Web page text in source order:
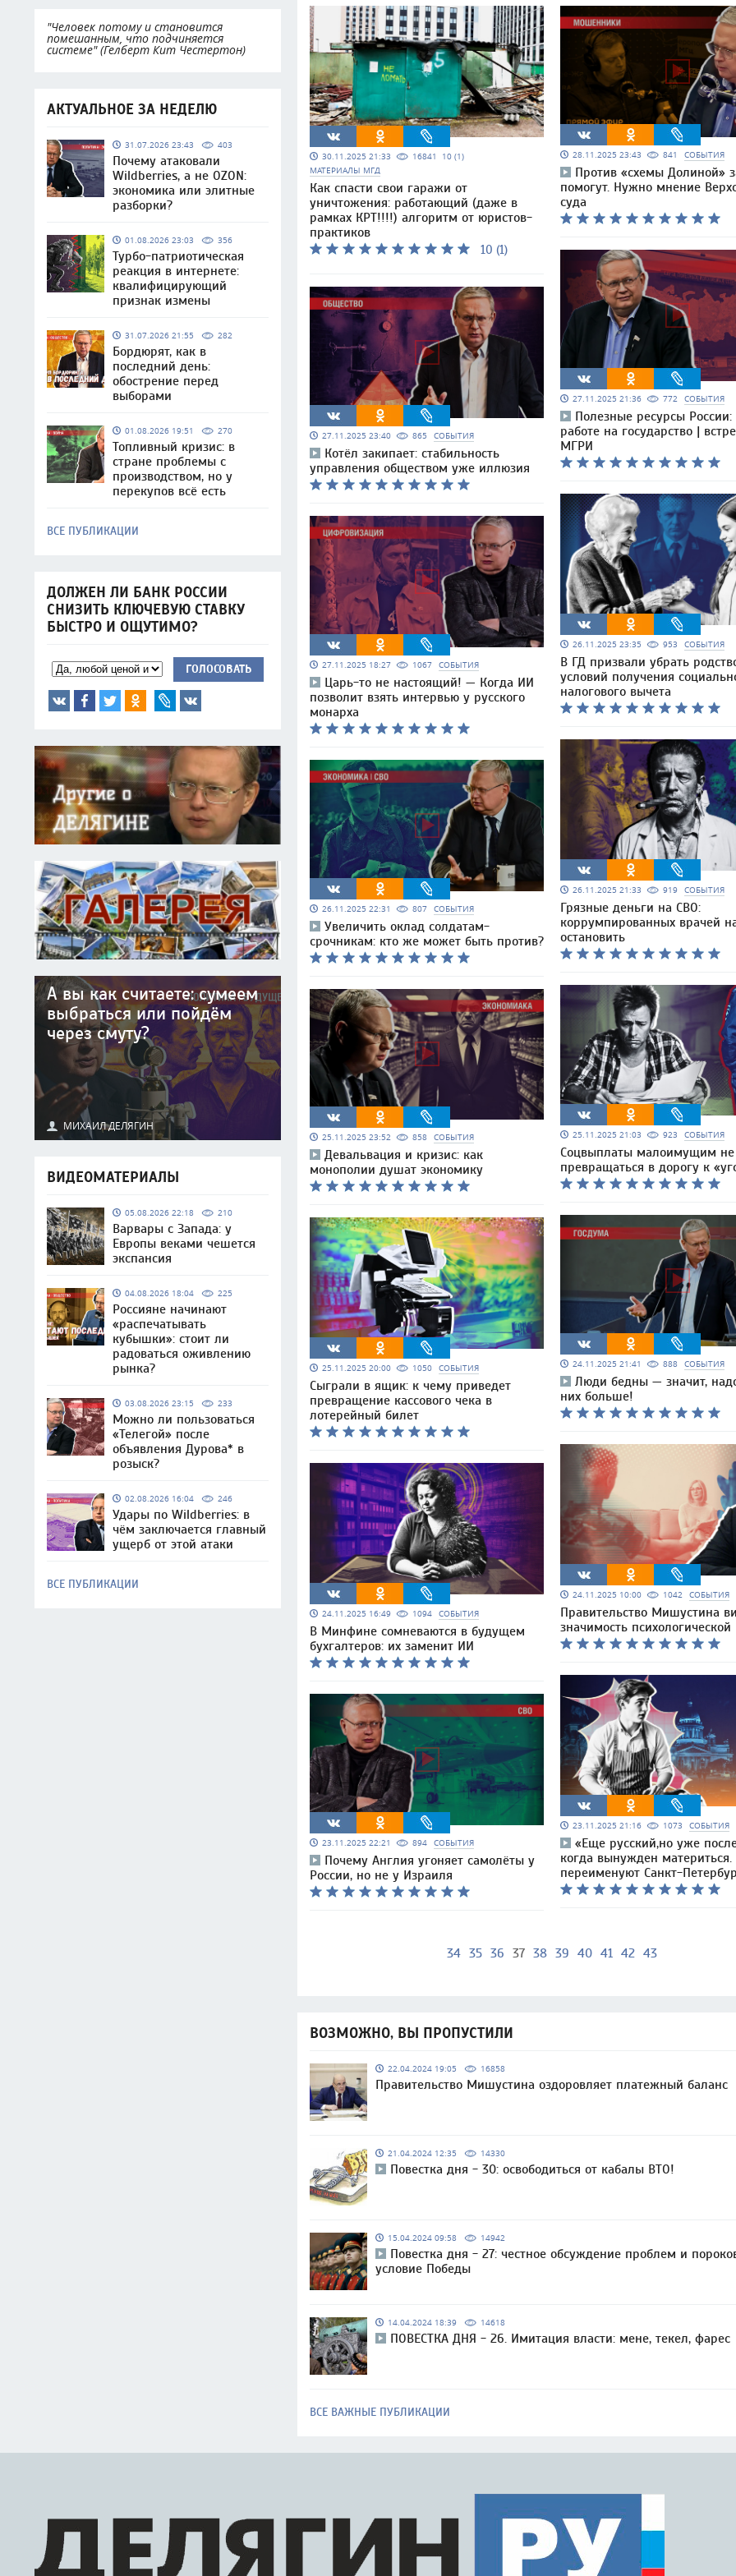
"Человек потому и становится
помешанным, что подчиняется
системе" (Гелберт Кит Честертон)
АКТУАЛЬНОЕ ЗА НЕДЕЛЮ
31.07.2026 23:43 403
Почему атаковали
Wildberries, а не OZON:
экономика или элитные
разборки?
01.08.2026 23:03 356
Турбо-патриотическая
реакция в интернете:
квалифицирующий
признак измены
31.07.2026 21:55 282
Бордюрят, как в
последний день:
обострение перед
выборами
01.08.2026 19:51 270
Топливный кризис: в
стране проблемы с
производством, но у
перекупов всё есть
ВСЕ ПУБЛИКАЦИИ
ДОЛЖЕН ЛИ БАНК РОССИИ
СНИЗИТЬ КЛЮЧЕВУЮ СТАВКУ
БЫСТРО И ОЩУТИМО?
ГОЛОСОВАТЬ
А вы как считаете: сумеем
выбраться или пойдём
через смуту?
МИХАИЛ ДЕЛЯГИН
ВИДЕОМАТЕРИАЛЫ
05.08.2026 22:18 210
Варвары с Запада: у
Европы веками чешется
экспансия
04.08.2026 18:04 225
Россияне начинают
«распечатывать
кубышки»: стоит ли
радоваться оживлению
рынка?
03.08.2026 23:15 233
Можно ли пользоваться
«Телегой» после
объявления Дурова* в
розыск?
02.08.2026 16:04 246
Удары по Wildberries: в
чём заключается главный
ущерб от этой атаки
ВСЕ ПУБЛИКАЦИИ
30.11.2025 21:33 16841 10 (1)
МАТЕРИАЛЫ МГД
Как спасти свои гаражи от
уничтожения: работающий (даже в
рамках КРТ!!!!) алгоритм от юристов-
практиков
10 (1)
27.11.2025 23:40 865 СОБЫТИЯ
Котёл закипает: стабильность
управления обществом уже иллюзия
27.11.2025 18:27 1067 СОБЫТИЯ
Царь-то не настоящий! — Когда ИИ
позволит взять интервью у русского
монарха
26.11.2025 22:31 807 СОБЫТИЯ
Увеличить оклад солдатам-
срочникам: кто же может быть против?
25.11.2025 23:52 858 СОБЫТИЯ
Девальвация и кризис: как
монополии душат экономику
25.11.2025 20:00 1050 СОБЫТИЯ
Сыграли в ящик: к чему приведет
превращение кассового чека в
лотерейный билет
24.11.2025 16:49 1094 СОБЫТИЯ
В Минфине сомневаются в будущем
бухгалтеров: их заменит ИИ
23.11.2025 22:21 894 СОБЫТИЯ
Почему Англия угоняет самолёты у
России, но не у Израиля
28.11.2025 23:43 841 СОБЫТИЯ
Против «схемы Долиной»
помогут. Нужно мнение
суда
27.11.2025 21:36 772 СОБЫТИЯ
Полезные ресурсы России:
работе на государство |
МГРИ
26.11.2025 23:35 953 СОБЫТИЯ
В ГД призвали убрать
условий получения
налогового вычета
26.11.2025 21:33 919 СОБЫТИЯ
Грязные деньги на СВО:
коррумпированных врачей
остановить
25.11.2025 21:03 923 СОБЫТИЯ
Соцвыплаты малоимущим
превращаться в дорогу к
24.11.2025 21:41 888 СОБЫТИЯ
Люди бедны — значит,
них больше!
24.11.2025 10:00 1042 СОБЫТИЯ
Правительство Мишустина
значимость
23.11.2025 21:16 1073 СОБЫТИЯ
«Еще русский,но уже
когда вынужден материться.
переименуют Санкт-
34 35 36 37 38 39 40 41 42 43
ВОЗМОЖНО, ВЫ ПРОПУСТИЛИ
22.04.2024 19:05 16858
Правительство Мишустина оздоровляет платежный баланс
21.04.2024 12:35 14330
Повестка дня - 30: освободиться от кабалы ВТО!
15.04.2024 09:58 14942
Повестка дня - 27: честное обсуждение проблем и
условие Победы
14.04.2024 18:39 14618
ПОВЕСТКА ДНЯ - 26. Имитация власти: мене, текел, фарес
ВСЕ ВАЖНЫЕ ПУБЛИКАЦИИ